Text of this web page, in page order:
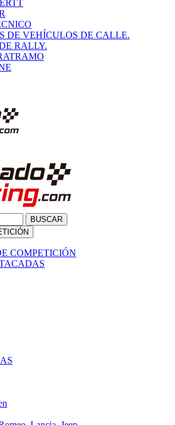
DE VEHÍCULOS DE CALLE.
RALLY.
BUSCAR
COMPETICIÓN
Lancia, Jeep